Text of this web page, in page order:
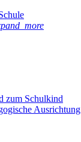
zum Schulkind
Ausrichtung